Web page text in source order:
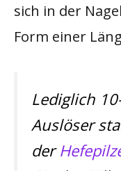
sich in der
Form einer
Lediglich
Auslöser
der